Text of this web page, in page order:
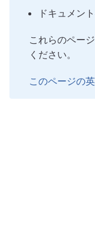
ドキュメン
これらのペー
ください。
このページの